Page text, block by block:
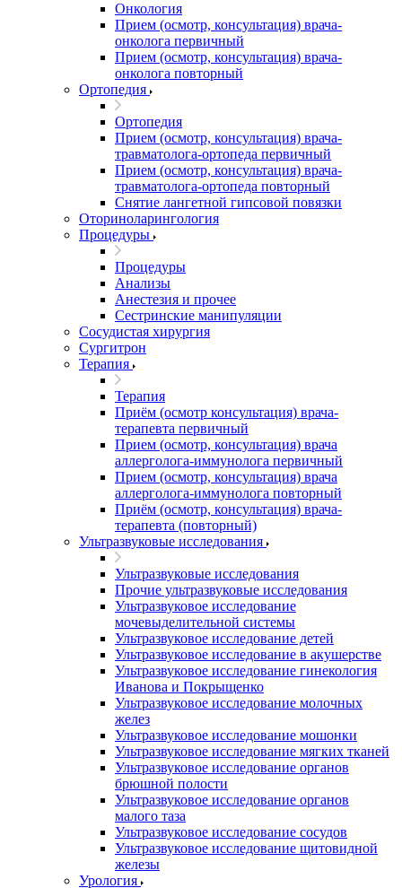
Онкология
Прием (осмотр, консультация) врача-
онколога первичный
Прием (осмотр, консультация) врача-
онколога повторный
Ортопедия
Ортопедия
Прием (осмотр, консультация) врача-
травматолога-ортопеда первичный
Прием (осмотр, консультация) врача-
травматолога-ортопеда повторный
Снятие лангетной гипсовой повязки
Оториноларингология
Процедуры
Процедуры
Анализы
Анестезия и прочее
Сестринские манипуляции
Сосудистая хирургия
Сургитрон
Терапия
Терапия
Приём (осмотр консультация) врача-
терапевта первичный
Прием (осмотр, консультация) врача
аллерголога-иммунолога первичный
Прием (осмотр, консультация) врача
аллерголога-иммунолога повторный
Приём (осмотр, консультация) врача-
терапевта (повторный)
Ультразвуковые исследования
Ультразвуковые исследования
Прочие ультразвуковые исследования
Ультразвуковое исследование
мочевыделительной системы
Ультразвуковое исследование детей
Ультразвуковое исследование в акушерстве
Ультразвуковое исследование гинекология
Иванова и Покрыщенко
Ультразвуковое исследование молочных
желез
Ультразвуковое исследование мошонки
Ультразвуковое исследование мягких тканей
Ультразвуковое исследование органов
брюшной полости
Ультразвуковое исследование органов
малого таза
Ультразвуковое исследование сосудов
Ультразвуковое исследование щитовидной
железы
Урология